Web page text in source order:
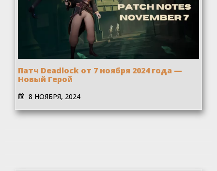
Патч Deadlock от 7 ноября 2024 года —
Новый Герой
8 НОЯБРЯ, 2024